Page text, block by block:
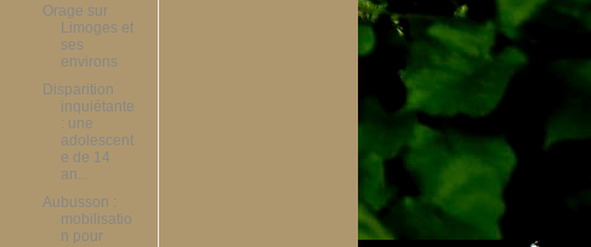
Orage sur
Limoges et
ses
environs
Disparition
inquiétante
: une
adolescent
e de 14
an...
Aubusson :
mobilisatio
n pour